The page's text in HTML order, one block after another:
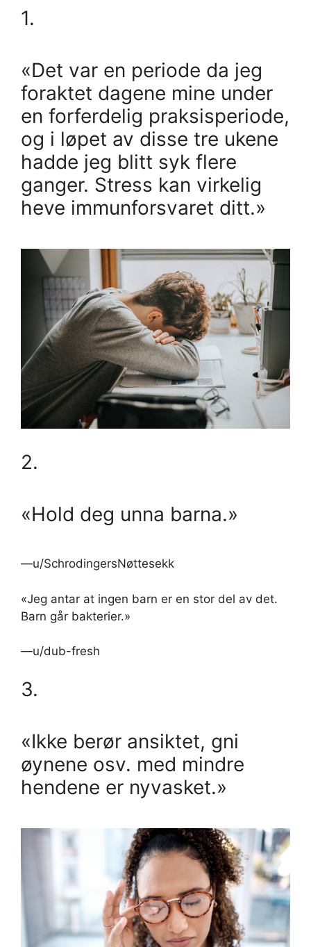
1.
«Det var en periode da jeg
foraktet dagene mine under
en forferdelig praksisperiode,
og i løpet av disse tre ukene
hadde jeg blitt syk flere
ganger. Stress kan virkelig
heve immunforsvaret ditt.»
2.
«Hold deg unna barna.»
—u/SchrodingersNøttesekk
«Jeg antar at ingen barn er en stor del av det.
Barn går bakterier.»
—u/dub-fresh
3.
«Ikke berør ansiktet, gni
øynene osv. med mindre
hendene er nyvasket.»